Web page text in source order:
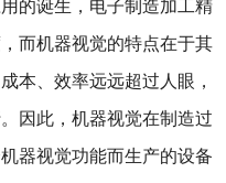
的诞生，电子制造加工精
而机器视觉的特点在于其
本、效率远远超过人眼，
因此，机器视觉在制造过
器视觉功能而生产的设备